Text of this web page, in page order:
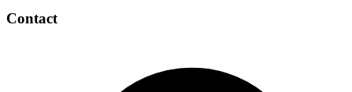
Contact